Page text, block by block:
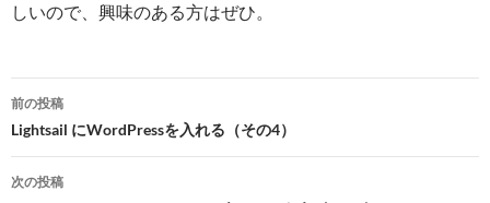
しいので、興味のある方はぜひ。
投
稿
ナ
前の投稿
Lightsail にWordPressを入れる（その4）
次の投稿